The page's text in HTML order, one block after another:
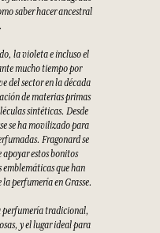
saber hacer ancestral
la violeta e incluso el
mucho tiempo por
del sector en la década
de materias primas
sintéticas. Desde
se ha movilizado para
Fragonard se
estos bonitos
emblemáticas que han
perfumería en Grasse.
perfumería tradicional,
y el lugar ideal para